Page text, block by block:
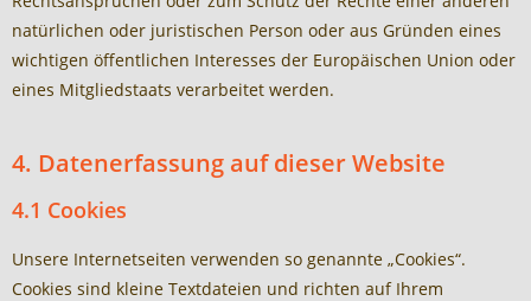
natürlichen oder juristischen Person oder aus Gründen eines
wichtigen öffentlichen Interesses der Europäischen Union oder
eines Mitgliedstaats verarbeitet werden.
4. Datenerfassung auf dieser Website
4.1 Cookies
Unsere Internetseiten verwenden so genannte „Cookies“.
Cookies sind kleine Textdateien und richten auf Ihrem